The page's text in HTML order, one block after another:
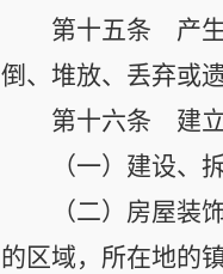
第十五条 产生
倒、堆放、丢弃或
第十六条 建立
（一）建设、
（二）房屋装
的区域，所在地的